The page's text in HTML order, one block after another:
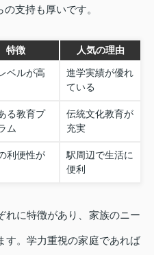
支持も厚いです。
特徴 人気の理由
ベルが高
進学実績が優れ
ている
る教育プ
ム
伝統文化教育が
充実
利便性が
駅周辺で生活に
便利
れに特徴があり、家族のニー
す。学力重視の家庭であれば